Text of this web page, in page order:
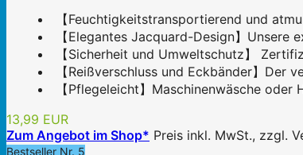
【Feuchtigkeitstransportierend und
【Elegantes Jacquard-Design】
【Sicherheit und Umweltschutz】
【Reißverschluss und Eckbänder】
【Pflegeleicht】Maschinenwäsche
13,99 EUR
Zum Angebot im Shop* Preis inkl. MwSt., zzgl.
Bestseller Nr. 5